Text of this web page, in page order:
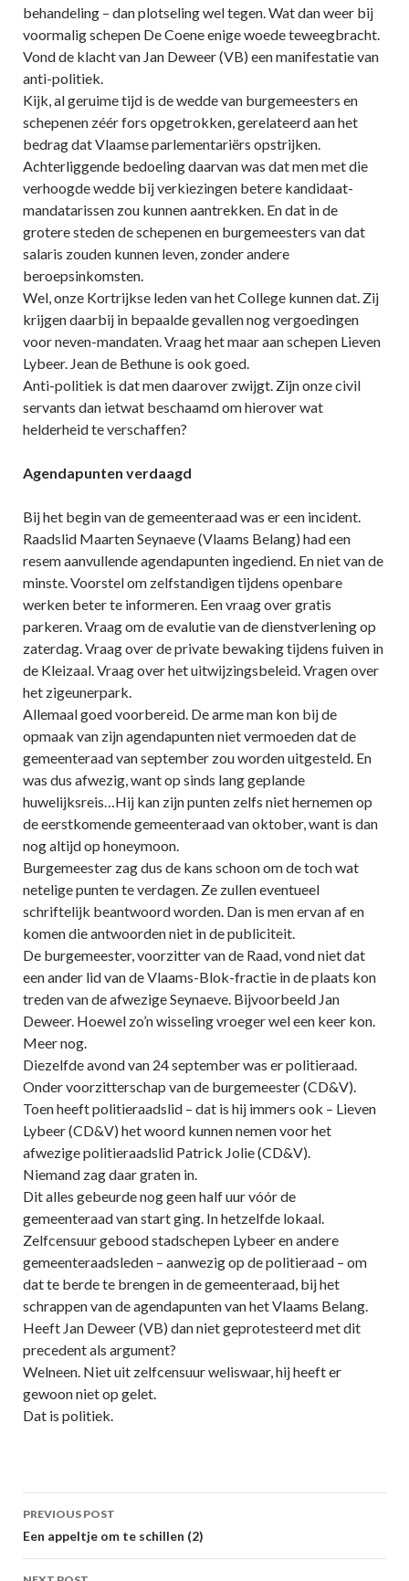
behandeling – dan plotseling wel tegen. Wat dan weer bij
voormalig schepen De Coene enige woede teweegbracht.
Vond de klacht van Jan Deweer (VB) een manifestatie van
anti-politiek.
Kijk, al geruime tijd is de wedde van burgemeesters en
schepenen zéér fors opgetrokken, gerelateerd aan het
bedrag dat Vlaamse parlementariërs opstrijken.
Achterliggende bedoeling daarvan was dat men met die
verhoogde wedde bij verkiezingen betere kandidaat-
mandatarissen zou kunnen aantrekken. En dat in de
grotere steden de schepenen en burgemeesters van dat
salaris zouden kunnen leven, zonder andere
beroepsinkomsten.
Wel, onze Kortrijkse leden van het College kunnen dat. Zij
krijgen daarbij in bepaalde gevallen nog vergoedingen
voor neven-mandaten. Vraag het maar aan schepen Lieven
Lybeer. Jean de Bethune is ook goed.
Anti-politiek is dat men daarover zwijgt. Zijn onze civil
servants dan ietwat beschaamd om hierover wat
helderheid te verschaffen?
Agendapunten verdaagd
Bij het begin van de gemeenteraad was er een incident.
Raadslid Maarten Seynaeve (Vlaams Belang) had een
resem aanvullende agendapunten ingediend. En niet van de
minste. Voorstel om zelfstandigen tijdens openbare
werken beter te informeren. Een vraag over gratis
parkeren. Vraag om de evalutie van de dienstverlening op
zaterdag. Vraag over de private bewaking tijdens fuiven in
de Kleizaal. Vraag over het uitwijzingsbeleid. Vragen over
het zigeunerpark.
Allemaal goed voorbereid. De arme man kon bij de
opmaak van zijn agendapunten niet vermoeden dat de
gemeenteraad van september zou worden uitgesteld. En
was dus afwezig, want op sinds lang geplande
huwelijksreis…Hij kan zijn punten zelfs niet hernemen op
de eerstkomende gemeenteraad van oktober, want is dan
nog altijd op honeymoon.
Burgemeester zag dus de kans schoon om de toch wat
netelige punten te verdagen. Ze zullen eventueel
schriftelijk beantwoord worden. Dan is men ervan af en
komen die antwoorden niet in de publiciteit.
De burgemeester, voorzitter van de Raad, vond niet dat
een ander lid van de Vlaams-Blok-fractie in de plaats kon
treden van de afwezige Seynaeve. Bijvoorbeeld Jan
Deweer. Hoewel zo’n wisseling vroeger wel een keer kon.
Meer nog.
Diezelfde avond van 24 september was er politieraad.
Onder voorzitterschap van de burgemeester (CD&V).
Toen heeft politieraadslid – dat is hij immers ook – Lieven
Lybeer (CD&V) het woord kunnen nemen voor het
afwezige politieraadslid Patrick Jolie (CD&V).
Niemand zag daar graten in.
Dit alles gebeurde nog geen half uur vóór de
gemeenteraad van start ging. In hetzelfde lokaal.
Zelfcensuur gebood stadschepen Lybeer en andere
gemeenteraadsleden – aanwezig op de politieraad – om
dat te berde te brengen in de gemeenteraad, bij het
schrappen van de agendapunten van het Vlaams Belang.
Heeft Jan Deweer (VB) dan niet geprotesteerd met dit
precedent als argument?
Welneen. Niet uit zelfcensuur weliswaar, hij heeft er
gewoon niet op gelet.
Dat is politiek.
Post
navigation
PREVIOUS POST
Een appeltje om te schillen (2)